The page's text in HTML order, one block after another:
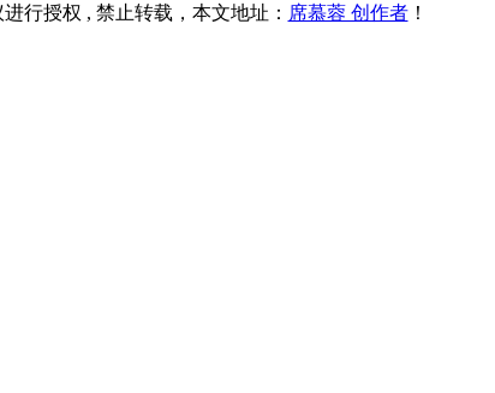
行授权 , 禁止转载，本文地址： 席慕蓉 创作者！